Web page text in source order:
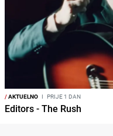
/AKTUELNO I PRIJE 1 DAN
Editors - The Rush